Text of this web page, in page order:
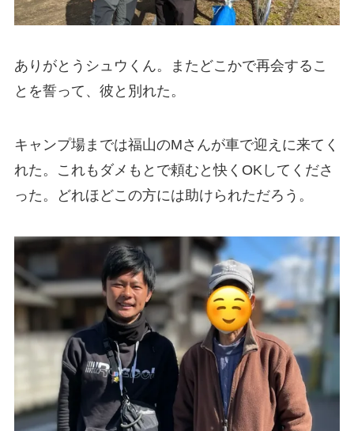
ありがとうシュウくん。またどこかで再会するこ
とを誓って、彼と別れた。
キャンプ場までは福山のMさんが車で迎えに来てく
れた。これもダメもとで頼むと快くOKしてくださ
った。どれほどこの方には助けられただろう。